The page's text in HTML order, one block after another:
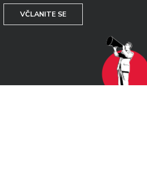
VČLANITE SE